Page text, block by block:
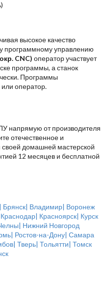
высокое качество
программному управлению
CNC) оператор участвует
программы, а станок
Программы
оператор.
напрямую от производителя
отечественное и
своей домашней мастерской
12 месяцев и бесплатной
| Брянск| Владимир| Воронеж
| Красноярск| Курск
| Нижний Новгород
| Ростов-на-Дону| Самара
| Тверь| Тольятти| Томск